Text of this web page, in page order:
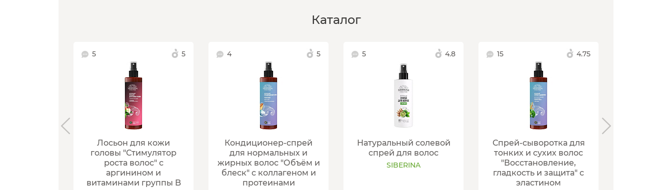
Каталог
5 5
Лосьон для кожи
головы "Стимулятор
роста волос" с
аргинином и
витаминами группы B
4 5
Кондиционер-спрей
для нормальных и
жирных волос "Объём и
блеск" с коллагеном и
протеинами
5 4.8
Натуральный солевой
спрей для волос
SIBERINA
15 4.75
Спрей-сыворотка для
тонких и сухих волос
"Восстановление,
гладкость и защита" с
эластином